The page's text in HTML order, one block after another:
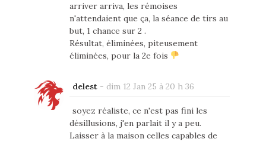
arriver arriva, les rémoises
n'attendaient que ça, la séance de tirs au
but, 1 chance sur 2 .
Résultat, éliminées, piteusement
éliminées, pour la 2e fois
delest- dim 12 Jan 25 à 20 h 36
soyez réaliste, ce n'est pas fini les
désillusions, j'en parlait il y a peu.
Laisser à la maison celles capables de